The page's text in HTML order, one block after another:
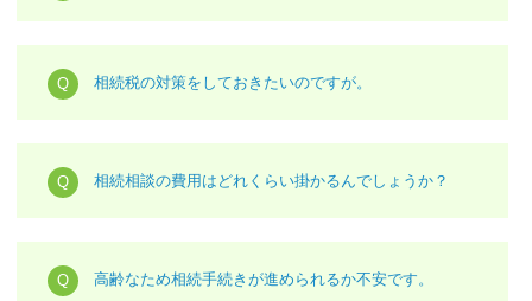
相続税の対策をしておきたいのですが。
相続相談の費用はどれくらい掛かるんでしょうか？
高齢なため相続手続きが進められるか不安です。